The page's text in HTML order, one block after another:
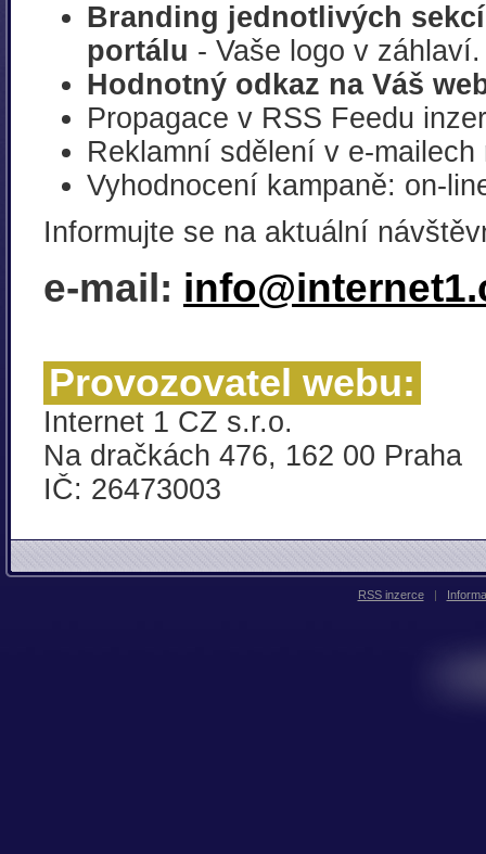
Branding jednotlivých
portálu - Vaše logo v záhlaví.
Hodnotný odkaz na Váš
Propagace v RSS Feedu
Reklamní sdělení v e-
Vyhodnocení kampaně: on-
Informujte se na aktuální
e-mail:
Provozovatel webu:
Internet 1 CZ s.r.o.
Na dračkách 476, 162 00 Praha
IČ: 26473003
RSS inzerce |